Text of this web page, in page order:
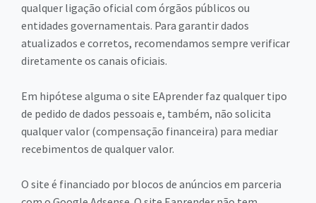
qualquer ligação oficial com órgãos públicos ou
entidades governamentais. Para garantir dados
atualizados e corretos, recomendamos sempre verificar
diretamente os canais oficiais.
Em hipótese alguma o site EAprender faz qualquer tipo
de pedido de dados pessoais e, também, não solicita
qualquer valor (compensação financeira) para mediar
recebimentos de qualquer valor.
O site é financiado por blocos de anúncios em parceria